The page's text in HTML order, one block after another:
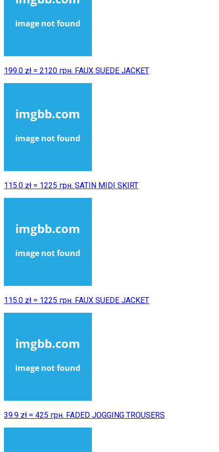
199.0 zł = 2120 грн. FAUX SUEDE JACKET
115.0 zł = 1225 грн. SATIN MIDI SKIRT
115.0 zł = 1225 грн. FAUX SUEDE JACKET
39.9 zł = 425 грн. FADED JOGGING TROUSERS